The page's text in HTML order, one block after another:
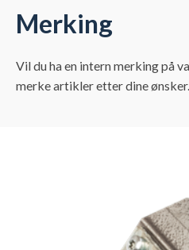
Merking
Vil du ha en intern merking på
merke artikler etter dine ønsker.